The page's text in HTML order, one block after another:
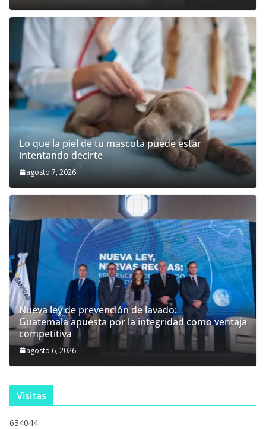
Lo que la piel de tu mascota puede estar
intentando decirte
agosto 7, 2026
Nueva ley de prevención de lavado:
Guatemala apuesta por la integridad como ventaja
competitiva
agosto 6, 2026
Visitas
634044